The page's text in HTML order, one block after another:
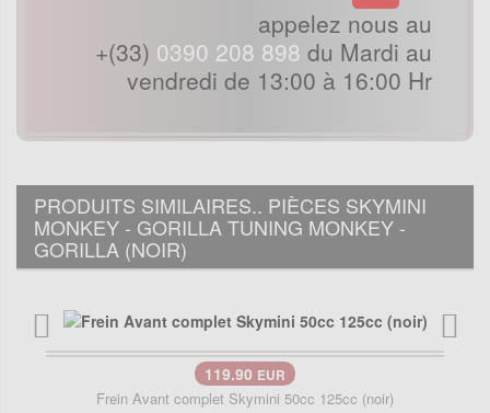
appelez nous au
+(33) 0390 208 898 du Mardi au
vendredi de 13:00 à 16:00 Hr
PRODUITS SIMILAIRES.. PIÈCES SKYMINI
MONKEY - GORILLA TUNING MONKEY -
GORILLA (NOIR)
119.90 EUR
Frein Avant complet Skymini 50cc 125cc (noir)